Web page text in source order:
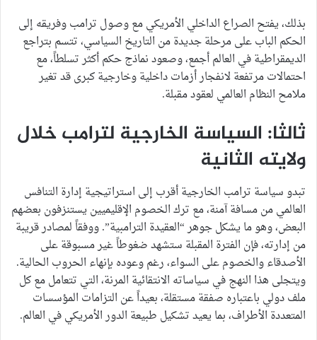
بذلك، يفتح الصراع الداخلي الأمريكي مع وصول ترامب وفريقه إلى
الحكم الباب على مرحلة جديدة من التاريخ السياسي، تتسم بتراجع
الديمقراطية في العالم أجمع، وصعود نماذج حكم أكثر تسلطاً، مع
احتمالات مرتفعة لانفجار أزمات داخلية وخارجية كبرى قد تغير
ملامح النظام العالمي لعقود مقبلة.
ثالثا: السياسة الخارجية لترامب خلال
ولايته الثانية
تبدو سياسة ترامب الخارجية أقرب إلى استراتيجية إدارة التنافس
العالمي من مسافة آمنة، مع ترك الخصوم الإقليميين يستنزفون بعضهم
البعض، وهو ما يشكل جوهر “العقيدة الترامبية”. ووفقاً لمصادر قريبة
من إدارته، فإن الفترة المقبلة ستشهد ضغوطاً غير مسبوقة على
الأصدقاء والخصوم على السواء، رغم وعوده بإنهاء الحروب الحالية.
ويتجلى هذا النهج في سياساته الانتقائية المرنة، التي تتعامل مع كل
ملف دولي باعتباره صفقة مستقلة، بعيداً عن التزامات المؤسسات
المتعددة الأطراف، بما يعيد تشكيل طبيعة الدور الأمريكي في العالم.